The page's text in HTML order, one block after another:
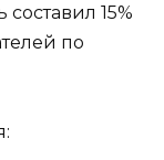
15%
по